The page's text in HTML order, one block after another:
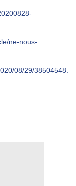
ne-nous-
08/29/38504548.